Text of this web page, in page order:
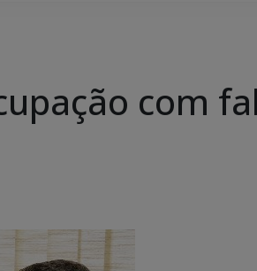
com